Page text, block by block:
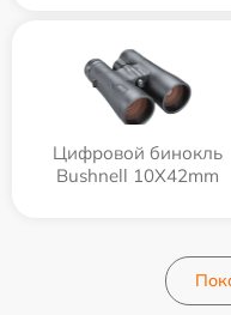
Цифровой бинокль
Bushnell 10X42mm